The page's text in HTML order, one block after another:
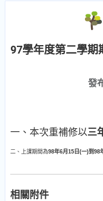
97學年度第二學期
發
一、本次重補修以三
二、上課期間為98年6月15日 (一)到98
相關附件